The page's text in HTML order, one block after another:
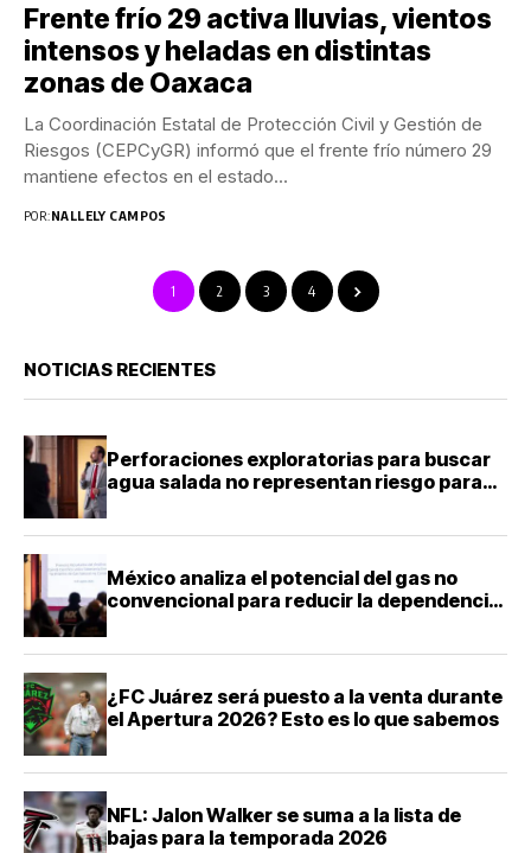
Frente frío 29 activa lluvias, vientos
intensos y heladas en distintas
zonas de Oaxaca
La Coordinación Estatal de Protección Civil y Gestión de
Riesgos (CEPCyGR) informó que el frente frío número 29
mantiene efectos en el estado...
POR:NALLELY CAMPOS
1 2 3 4
NOTICIAS RECIENTES
Perforaciones exploratorias para buscar
agua salada no representan riesgo para
México analiza el potencial del gas no
convencional para reducir la dependencia
¿FC Juárez será puesto a la venta durante
el Apertura 2026? Esto es lo que sabemos
NFL: Jalon Walker se suma a la lista de
bajas para la temporada 2026